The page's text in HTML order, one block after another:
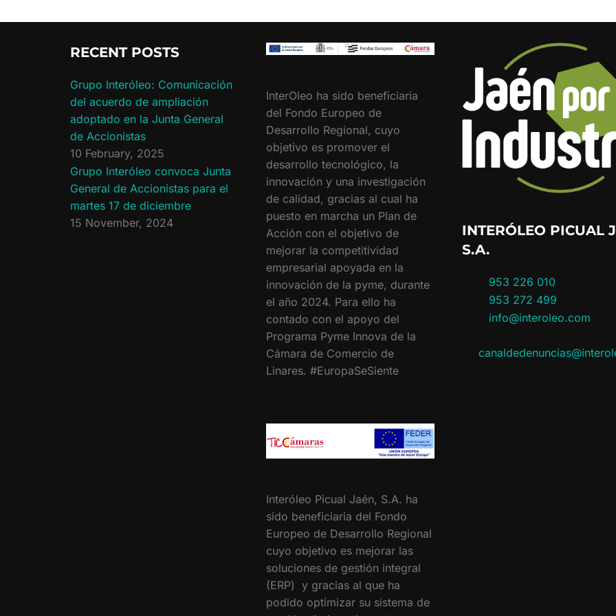
o
r
RECENT POSTS
Grupo Interóleo: Comunicación
del acuerdo de ampliación
adoptado en la Junta General
de Accionistas
10 February, 2025
Grupo Interóleo convoca Junta
General de Accionistas para el
martes 17 de diciembre
15 November, 2024
InterOleo ha sido beneficiaria
del Fondo Europeo de
Desarrollo Regional, cuyo
objetivo es promover el
desarrollo tecnológico, la
innovación y una investigación
de calidad, gracias al cual ha
puesto en marcha un Plan de
Acción con el objetivo de
mejorar la competitividad
empresarial apoyada en la
innovación de la pyme, durante
el año 2024. Para ello ha
contado con el apoyo del
Programa Pyme Innova de la
Cámara de Comercio de
Linares. #EuropaSeSiente
Interóleo Picual Jaén, S.A. ha
sido beneficiaria del Fondo
Europeo de Desarrollo Regional
cuyo objetivo es mejorar las
soluciones de gestión integral
(ERP) y gracias al que ha
podido optimizar su sistema de
INTERÓLEO PICUAL
S.A.
953 226 010
953 272 499
info@interoleo.com